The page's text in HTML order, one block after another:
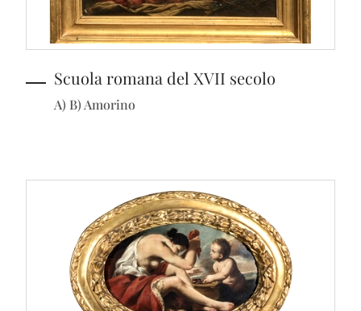
Scuola romana del XVII secolo
A) B) Amorino